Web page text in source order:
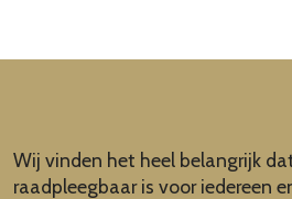
Wij vinden het heel belangrijk
raadpleegbaar is voor iedereen